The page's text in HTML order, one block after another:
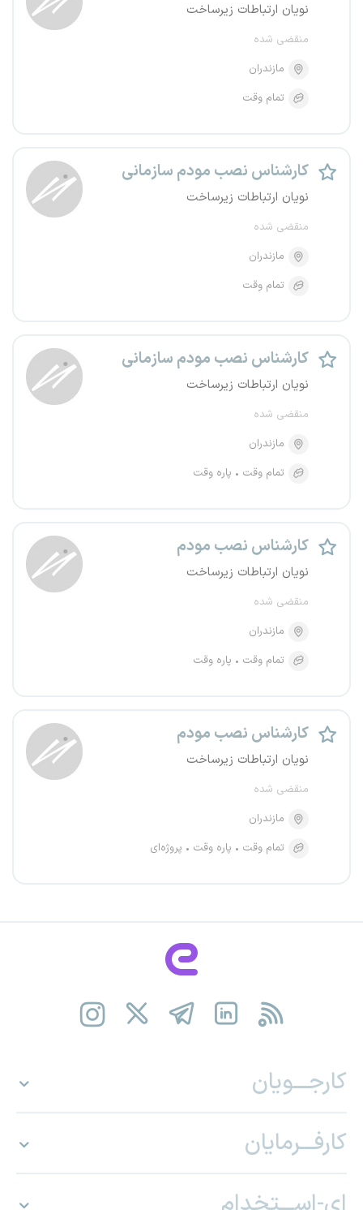
نویان ارتباطات زیرساخت
منقضی شده
مازندران
تمام وقت
کارشناس نصب مودم سازمانی
نویان ارتباطات زیرساخت
منقضی شده
مازندران
تمام وقت
کارشناس نصب مودم سازمانی
نویان ارتباطات زیرساخت
منقضی شده
مازندران
تمام وقت
پاره وقت
کارشناس نصب مودم
نویان ارتباطات زیرساخت
منقضی شده
مازندران
تمام وقت
پاره وقت
کارشناس نصب مودم
نویان ارتباطات زیرساخت
منقضی شده
مازندران
تمام وقت
پاره وقت پروژه‌ای
کارجـــویان
کارفـــرمایان